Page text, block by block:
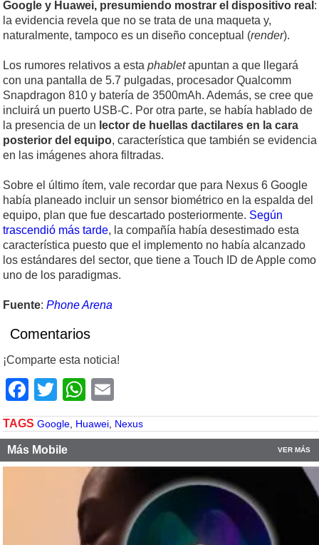
Google y Huawei, presumiendo mostrar el dispositivo real :
la evidencia revela que no se trata de una maqueta y,
naturalmente, tampoco es un diseño conceptual (render).
Los rumores relativos a esta phabletapuntan a que llegará
con una pantalla de 5.7 pulgadas, procesador Qualcomm
Snapdragon 810 y batería de 3500mAh. Además, se cree que
incluirá un puerto USB-C. Por otra parte, se había hablado de
la presencia de un lector de huellas dactilares en la cara
posterior del equipo, característica que también se evidencia
en las imágenes ahora filtradas.
Sobre el último ítem, vale recordar que para Nexus 6 Google
había planeado incluir un sensor biométrico en la espalda del
equipo, plan que fue descartado posteriormente. Según
trascendió más tarde, la compañía había desestimado esta
característica puesto que el implemento no había alcanzado
los estándares del sector, que tiene a Touch ID de Apple como
uno de los paradigmas.
Fuente: Phone Arena
Comentarios
¡Comparte esta noticia!
Facebook
TwitterWhatsApp
TAGS Google, Huawei, Nexus
Más Mobile VER MÁS